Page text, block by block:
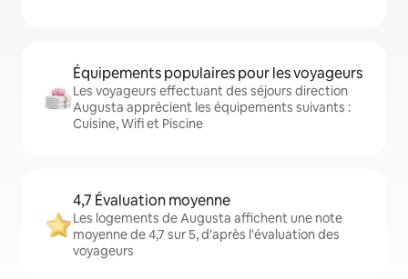
Équipements populaires pour les voyageurs
Les voyageurs effectuant des séjours direction
Augusta apprécient les équipements suivants :
Cuisine, Wifi et Piscine
4,7 Évaluation moyenne
Les logements de Augusta affichent une note
moyenne de 4,7 sur 5, d'après l'évaluation des
voyageurs